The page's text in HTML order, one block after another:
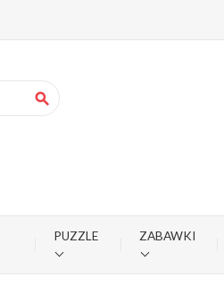
search
PUZZLE ZABAWKI